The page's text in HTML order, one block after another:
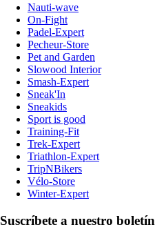
Nauti-wave
On-Fight
Padel-Expert
Pecheur-Store
Pet and Garden
Slowood Interior
Smash-Expert
Sneak'In
Sneakids
Sport is good
Training-Fit
Trek-Expert
Triathlon-Expert
TripNBikers
Vélo-Store
Winter-Expert
Suscríbete a nuestro boletín